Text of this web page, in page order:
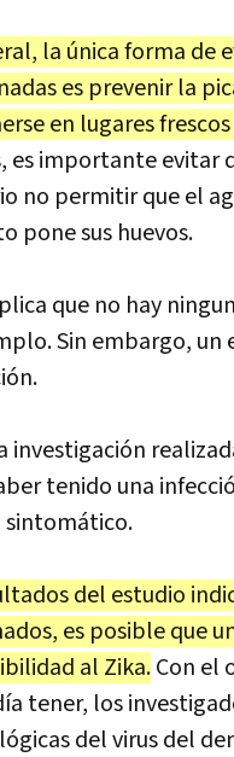
la única forma de
es prevenir la
en lugares
es importante evitar
no permitir que el
pone sus huevos.
que no hay
Sin embargo,
investigación
tenido una
sintomático.
del estudio
es posible que
al Zika.Con el
tener, los
del virus del